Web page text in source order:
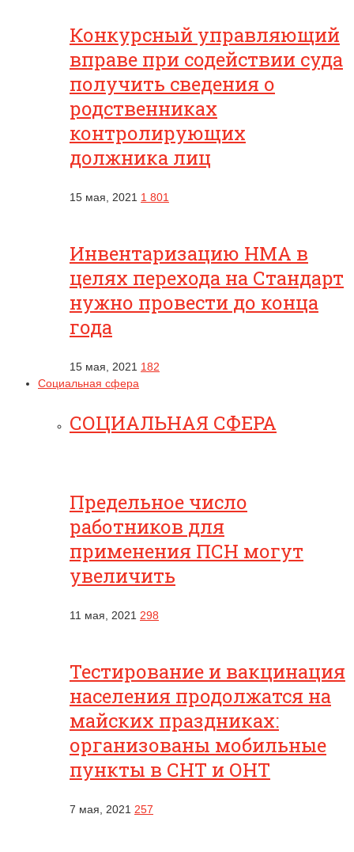
Конкурсный управляющий
вправе при содействии суда
получить сведения о
родственниках
контролирующих
должника лиц
15 мая, 2021 1 801
Инвентаризацию НМА в
целях перехода на Стандарт
нужно провести до конца
года
15 мая, 2021 182
Социальная сфера
СОЦИАЛЬНАЯ СФЕРА
Предельное число
работников для
применения ПСН могут
увеличить
11 мая, 2021 298
Тестирование и вакцинация
населения продолжатся на
майских праздниках:
организованы мобильные
пункты в СНТ и ОНТ
7 мая, 2021 257